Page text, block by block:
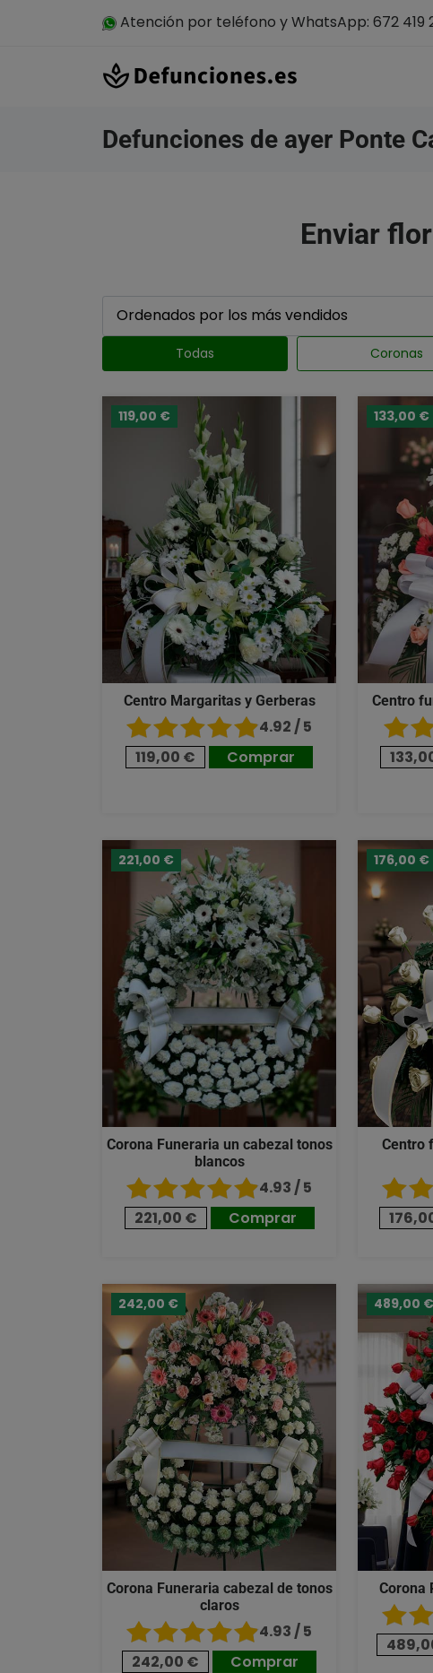
Atención por teléfono y WhatsApp: 672 419
Defunciones de ayer Ponte
Enviar
Todas Coronas
119,00 €
Centro Margaritas y Gerberas
4.92 / 5
119,00 €
Comprar
133,00 €
Centro
221,00 €
Corona Funeraria un cabezal tonos
blancos
4.93 / 5
221,00 €
Comprar
176,00 €
Centro
242,00 €
Corona Funeraria cabezal de tonos
claros
4.93 / 5
242,00 €
Comprar
489,00 €
Corona